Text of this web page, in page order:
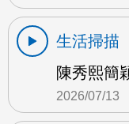
生活掃描
陳秀熙簡
2026/07/13